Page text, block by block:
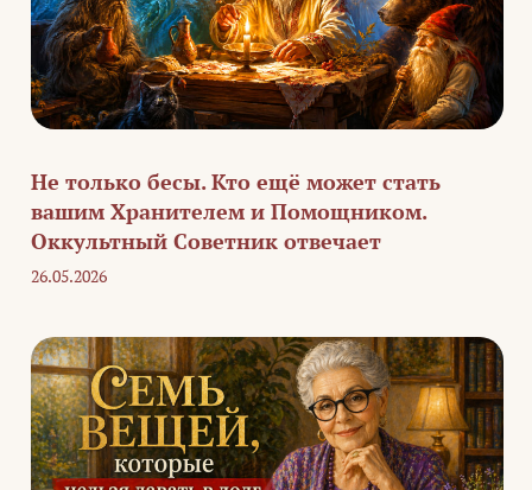
Не только бесы. Кто ещё может стать
вашим Хранителем и Помощником.
Оккультный Советник отвечает
26.05.2026